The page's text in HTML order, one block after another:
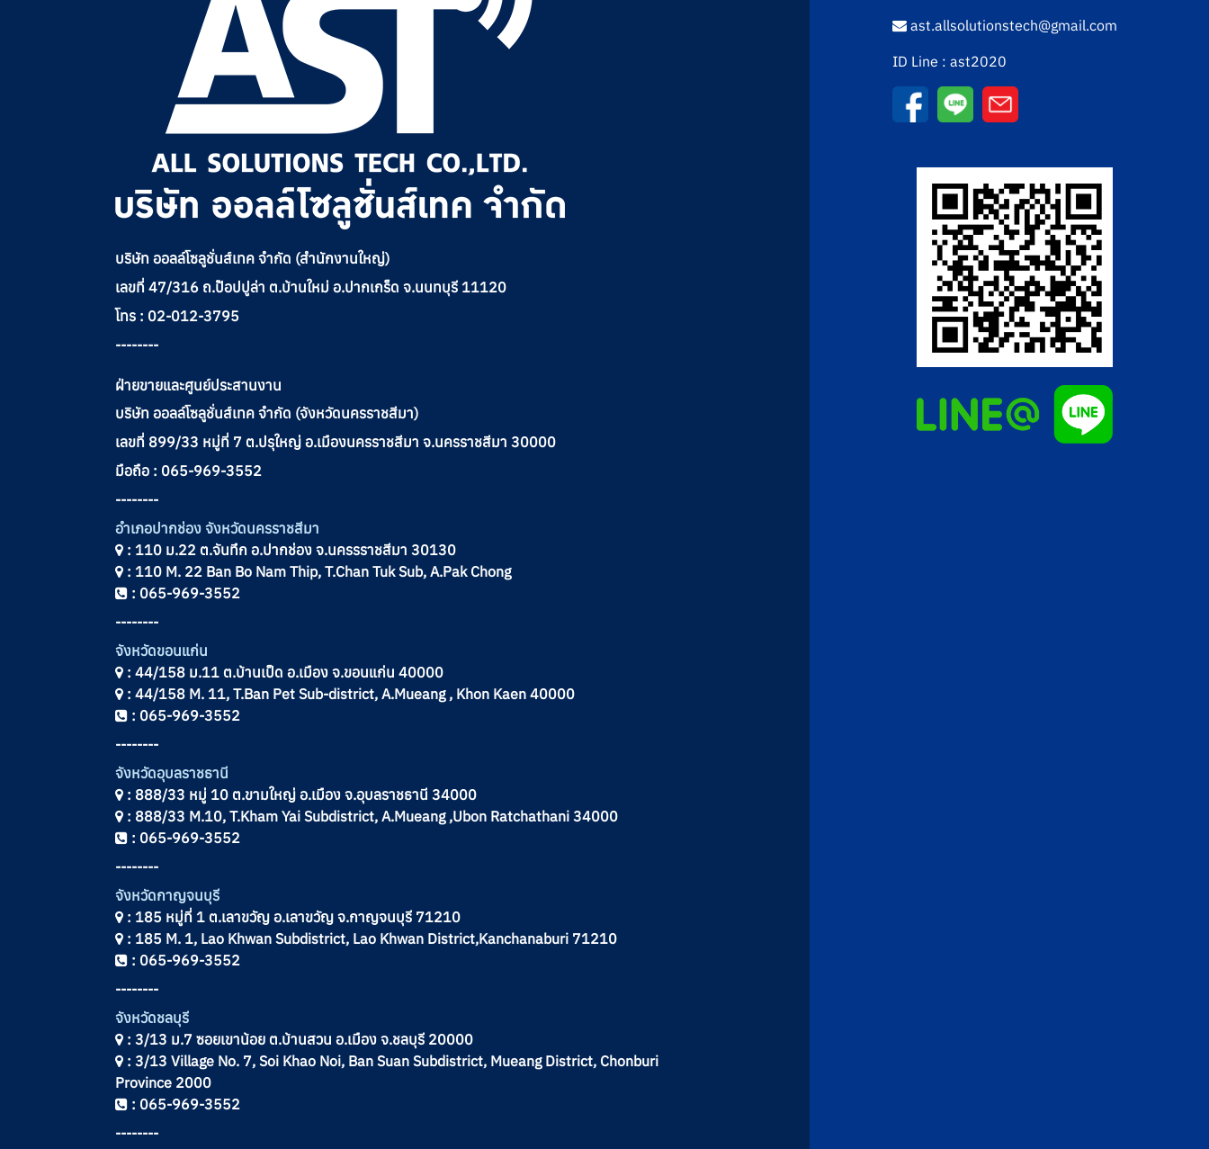
บริษัท ออลล์โซลูชั่นส์เทค จำกัด (สำนักงานใหญ่)
เลขที่ 47/316 ถ.ป๊อปปูล่า ต.บ้านใหม่ อ.ปากเกร็ด จ.นนทบุรี 11120
โทร : 02-012-3795
--------
ฝ่ายขายและศูนย์ประสานงาน
บริษัท ออลล์โซลูชั่นส์เทค จำกัด (จังหวัดนครราชสีมา)
เลขที่ 899/33 หมู่ที่ 7 ต.ปรุใหญ่ อ.เมืองนครราชสีมา จ.นครราชสีมา 30000
มือถือ : 065-969-3552
--------
อำเภอปากช่อง จังหวัดนครราชสีมา
: 110 ม.22 ต.จันทึก อ.ปากช่อง จ.นครรราชสีมา 30130
: 110 M. 22 Ban Bo Nam Thip, T.Chan Tuk Sub, A.Pak Chong
: 065-969-3552
--------
จังหวัดขอนแก่น
: 44/158 ม.11 ต.บ้านเป็ด อ.เมือง จ.ขอนแก่น 40000
: 44/158 M. 11, T.Ban Pet Sub-district, A.Mueang , Khon Kaen 40000
: 065-969-3552
--------
จังหวัดอุบลราชธานี
: 888/33 หมู่ 10 ต.ขามใหญ่ อ.เมือง จ.อุบลราชธานี 34000
: 888/33 M.10, T.Kham Yai Subdistrict, A.Mueang ,Ubon Ratchathani 34000
: 065-969-3552
--------
จังหวัดกาญจนบุรี
: 185 หมู่ที่ 1 ต.เลาขวัญ อ.เลาขวัญ จ.กาญจนบุรี 71210
: 185 M. 1, Lao Khwan Subdistrict, Lao Khwan District,Kanchanaburi 71210
: 065-969-3552
--------
จังหวัดชลบุรี
: 3/13 ม.7 ซอยเขาน้อย ต.บ้านสวน อ.เมือง จ.ชลบุรี 20000
: 3/13 Village No. 7, Soi Khao Noi, Ban Suan Subdistrict, Mueang District, Chonburi
Province 2000
: 065-969-3552
--------
ast.allsolutionstech@gmail.com
ID Line : ast2020